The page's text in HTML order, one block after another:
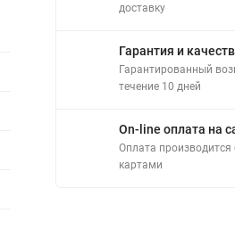
доставку
Гарантия и
Гарантированный
течение 10 дней
On-line оплата на
Оплата производится
картами